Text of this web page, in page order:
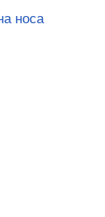
носа